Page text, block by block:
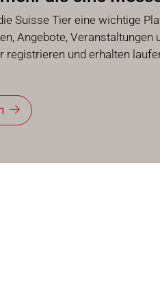
Suisse Tier eine wichtige
Angebote, Veranstaltungen
registrieren und erhalten